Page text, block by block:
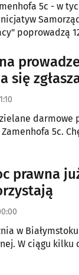
5c - w
poprowadzą
się
darmowe
5c.
prawna
w
W ciągu